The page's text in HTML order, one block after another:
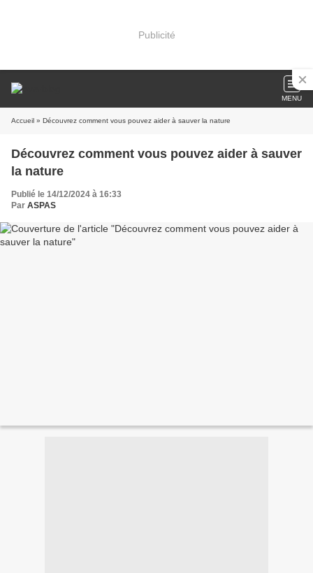
Publicité
MENU
Accueil » Découvrez comment vous pouvez aider à sauver la nature
Découvrez comment vous pouvez aider à sauver
la nature
Publié le 14/12/2024 à 16:33
Par ASPAS